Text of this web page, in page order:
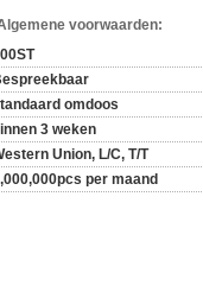
voorwaarden:
omdoos
3 weken
Union, L/C, T/T
per maand